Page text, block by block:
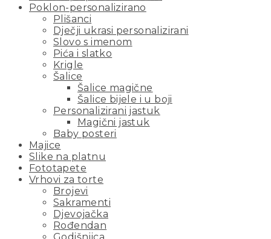
Poklon-personalizirano
Plišanci
Dječji ukrasi personalizirani
Slovo s imenom
Pića i slatko
Krigle
Šalice
Šalice magične
Šalice bijele i u boji
Personalizirani jastuk
Magični jastuk
Baby posteri
Majice
Slike na platnu
Fototapete
Vrhovi za torte
Brojevi
Sakramenti
Djevojačka
Rođendan